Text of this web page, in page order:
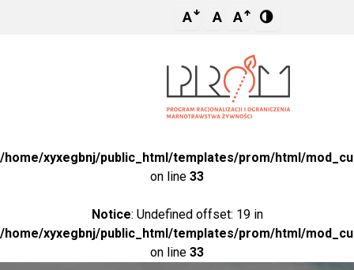
A A A
/home/xyxegbnj/public_html/templates/prom/html/
on line 33
Notice: Undefined offset: 19 in
/home/xyxegbnj/public_html/templates/prom/html/
on line 33